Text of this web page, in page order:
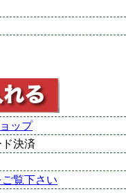
ップ
決済
覧下さい